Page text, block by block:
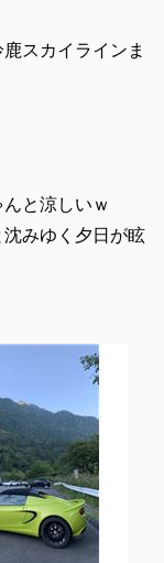
スカイラインま
と涼しいｗ
みゆく夕日が眩